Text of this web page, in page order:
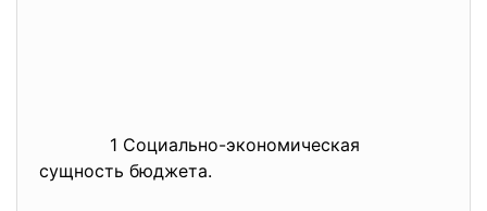
1 Социально-экономическая
сущность бюджета.